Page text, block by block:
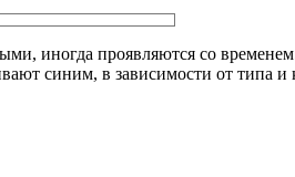
иногда проявляются со
синим, в зависимости от типа и